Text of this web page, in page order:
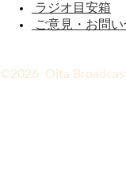
ラジオ目安箱
ご意見・お問
©2026 Oita